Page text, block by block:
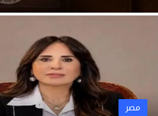
التعليم
منوعات
مصر